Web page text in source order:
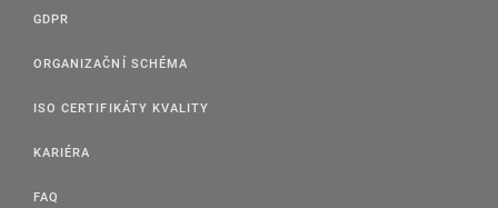
GDPR
ORGANIZAČNÍ SCHÉMA
ISO CERTIFIKÁTY KVALITY
KARIÉRA
FAQ